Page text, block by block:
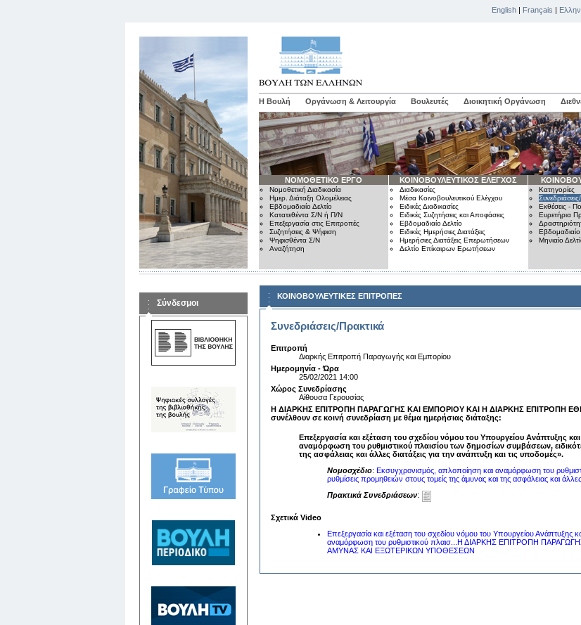
English | Français |
Η Βουλή Οργάνωση & Λειτουργία Βουλευτές Διοικητική Οργάνωση
ΝΟΜΟΘΕΤΙΚΟ ΕΡΓΟ
Νομοθετική Διαδικασία
Ημερ. Διάταξη Ολομέλειας
Εβδομαδιαίο Δελτίο
Κατατεθέντα Σ/Ν ή Π/Ν
Επεξεργασία στις Επιτροπές
Συζητήσεις & Ψήφιση
Ψηφισθέντα Σ/Ν
Αναζήτηση
ΚΟΙΝΟΒΟΥΛΕΥΤΙΚΟΣ ΕΛΕΓΧΟΣ
Διαδικασίες
Μέσα Κοινοβουλευτικού Ελέγχου
Ειδικές Διαδικασίες
Ειδικές Συζητήσεις και Αποφάσεις
Εβδομαδιαίο Δελτίο
Ειδικές Ημερήσιες Διατάξεις
Ημερήσιες Διατάξεις Επερωτήσεων
Δελτίο Επίκαιρων Ερωτήσεων
Κατηγορίες
Εκθέσεις -
Ευρετήρια
Εβδομαδιαίο
Μηνιαίο
Σύνδεσμοι
ΚΟΙΝΟΒΟΥΛΕΥΤΙΚΕΣ ΕΠΙΤΡΟΠΕΣ
Συνεδριάσεις/Πρακτικά
Επιτροπή
Διαρκής Επιτροπή Παραγωγής και Εμπορίου
Ημερομηνία - Ώρα
25/02/2021 14:00
Χώρος Συνεδρίασης
Αίθουσα Γερουσίας
Η ΔΙΑΡΚΗΣ ΕΠΙΤΡΟΠΗ ΠΑΡΑΓΩΓΗΣ ΚΑΙ ΕΜΠΟΡΙΟΥ ΚΑΙ Η ΔΙΑΡΚΗΣ ΕΠΙΤΡΟΠΗ
συνέλθουν σε κοινή συνεδρίαση με θέμα ημερήσιας διάταξης:
Επεξεργασία και εξέταση του σχεδίου νόμου του Υπουργείου Ανάπτυξης
αναμόρφωση του ρυθμιστικού πλαισίου των δημοσίων συμβάσεων,
της ασφάλειας και άλλες διατάξεις για την ανάπτυξη και τις υποδομές».
Νομοσχέδιο: Εκσυγχρονισμός, απλοποίηση και αναμόρφωση του
ρυθμίσεις προμηθειών στους τομείς της άμυνας και της ασφάλειας και
Πρακτικά Συνεδριάσεων:
Σχετικά Video
Επεξεργασία και εξέταση του σχεδίου νόμου του Υπουργείου
αναμόρφωση του ρυθμιστικού πλαισ...Η ΔΙΑΡΚΗΣ ΕΠΙΤΡΟΠΗ
ΑΜΥΝΑΣ ΚΑΙ ΕΞΩΤΕΡΙΚΩΝ ΥΠΟΘΕΣΕΩΝ